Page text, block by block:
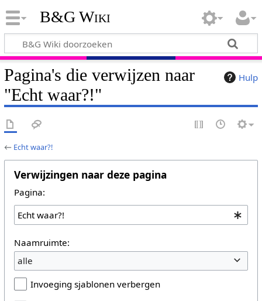
B&G Wiki
Hulp
Pagina's die verwijzen naar
"Echt waar?!"
← Echt waar?!
Verwijzingen naar deze pagina
Pagina:
Naamruimte:
alle
Invoeging sjablonen verbergen